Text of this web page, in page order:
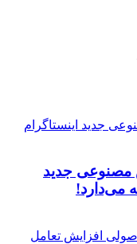
مصنوعی جدید
می‌دارد!